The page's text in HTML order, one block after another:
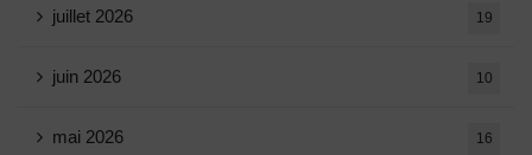
juillet 2026 19
juin 2026 10
mai 2026 16